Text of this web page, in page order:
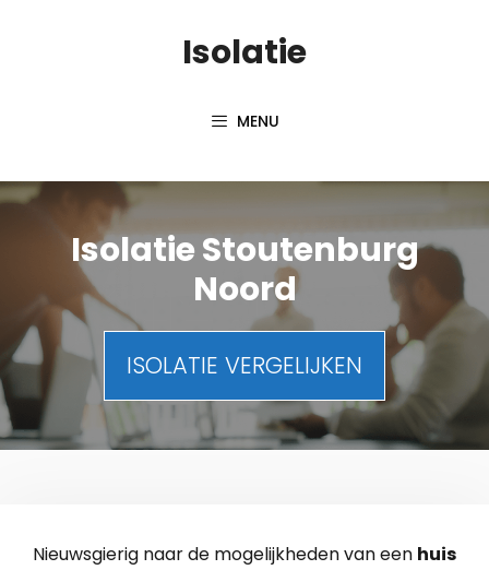
Isolatie
MENU
Isolatie Stoutenburg
Noord
ISOLATIE VERGELIJKEN
Nieuwsgierig naar de mogelijkheden van een huis